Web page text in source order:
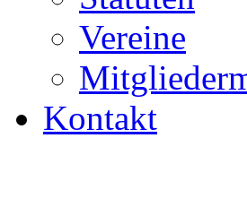
Vereine
Kontakt